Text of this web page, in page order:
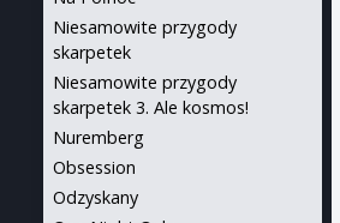
Niesamowite przygody
skarpetek
Niesamowite przygody
skarpetek 3. Ale kosmos!
Nuremberg
Obsession
Odzyskany